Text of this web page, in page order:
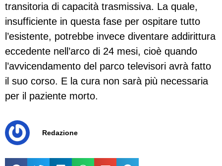
transitoria di capacità trasmissiva. La quale,
insufficiente in questa fase per ospitare tutto
l’esistente, potrebbe invece diventare addirittura
eccedente nell’arco di 24 mesi, cioè quando
l’avvicendamento del parco televisori avrà fatto
il suo corso. E la cura non sarà più necessaria
per il paziente morto.
Redazione